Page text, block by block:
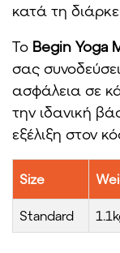
κατά τη
Το Begin Yoga
σας
ασφάλεια σε
την ιδανική
εξέλιξη στον
Size
Standard